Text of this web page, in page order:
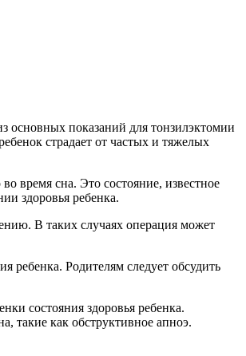
основных показаний для тонзилэктомии
страдает от частых и тяжелых
время сна. Это состояние, известное
здоровья ребенка.
В таких случаях операция может
ребенка. Родителям следует обсудить
состояния здоровья ребенка.
такие как обструктивное апноэ.